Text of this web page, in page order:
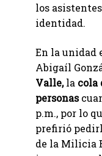
los
identidad.
En la unidad
Abigaíl
Valle,la cola
personas
p.m., por lo
prefirió
de la Milicia